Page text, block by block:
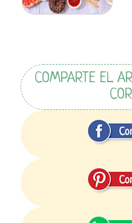
COMPARTE EL